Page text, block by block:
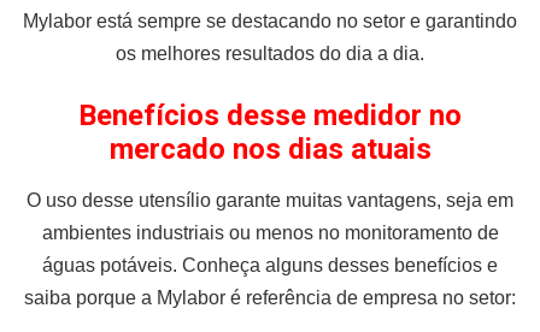
Mylabor está sempre se destacando no setor e garantindo
os melhores resultados do dia a dia.
Benefícios desse medidor no
mercado nos dias atuais
O uso desse utensílio garante muitas vantagens, seja em
ambientes industriais ou menos no monitoramento de
águas potáveis. Conheça alguns desses benefícios e
saiba porque a Mylabor é referência de empresa no setor: